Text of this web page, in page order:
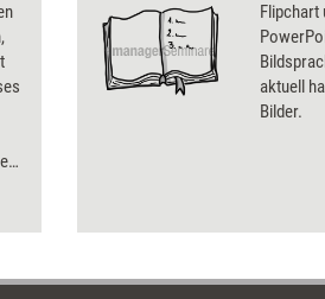
Flipchart
aktuell
Bilder.